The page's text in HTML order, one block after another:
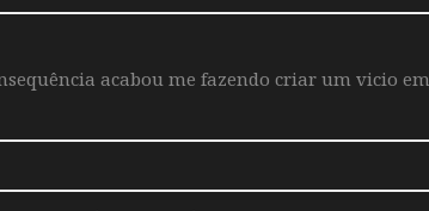
acabou me fazendo criar um vicio em